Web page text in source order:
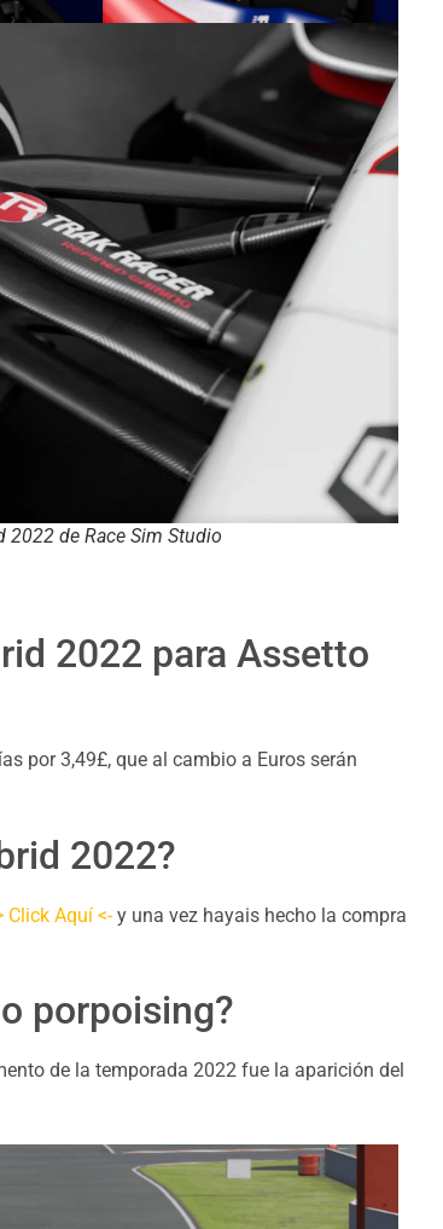
de Race Sim Studio
2022 para Assetto
por 3,49£, que al cambio a Euros serán
2022?
Click Aquí <-y una vez hayais hecho la compra
porpoising?
de la temporada 2022 fue la aparición del